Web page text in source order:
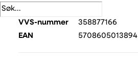
DB-nummer
VVS-nummer
358877166
EAN
5708605013894